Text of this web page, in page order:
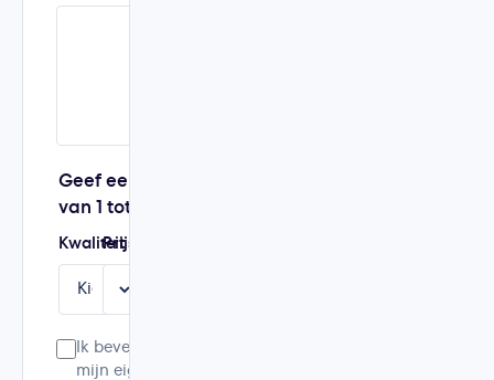
Geef een score
van 1 tot 5
Kwaliteit
Prijs
Ik bevestig dat dit
mijn eigen